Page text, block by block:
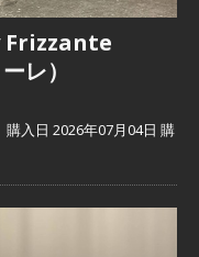
Frizzante
レ）
入日 2026年07月04日 購